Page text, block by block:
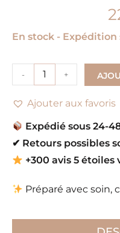
En stock - Expédition
- +
Ajouter aux favoris
Expédié sous 24-
✔ Retours possibles
+300 avis 5 étoiles
Préparé avec soin,